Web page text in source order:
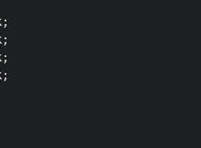
;
;
;
;